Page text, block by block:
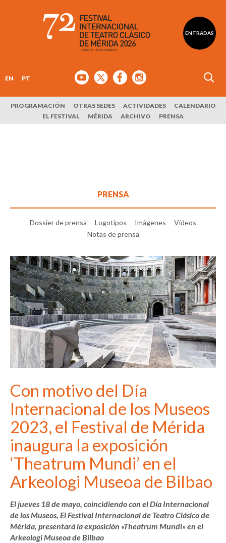
ENTRADAS
EN PT
PROGRAMACIÓN OTRAS SEDES ACTIVIDADES
CALENDARIO
EL FESTIVAL
MÉRIDA ARCHIVO PRENSA
PRENSA
Dossier de prensa Logotipos Imágenes
Vídeos
Notas de prensa
Con motivo del Día
Internacional de los Museos
2023, el Festival de Mérida
inaugura la exposición
‘Theatrum Mundi’ en el
Arkeologi Museoa de Bilbao
El jueves 18 de mayo, coincidiendo con el Día Internacional
de los Museos, El Festival Internacional de Teatro Clásico de
Mérida, presentará la exposición «Theatrum Mundi» en el
Arkeologi Museoa de Bilbao